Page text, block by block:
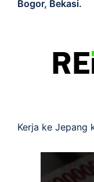
Bogor, Bekasi.
Kerja ke Jepang